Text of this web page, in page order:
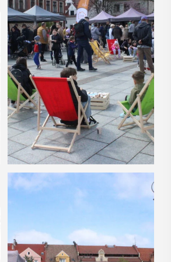
14
CZERWIEC
Cały dzień
„Oddaj krew-
Uratuj życie”
W niedzielę 14 czerwca na plaży
odbędzie się druga edycja wydarzenia
"Oddaj krew-Uratuj życie" łączące akcję